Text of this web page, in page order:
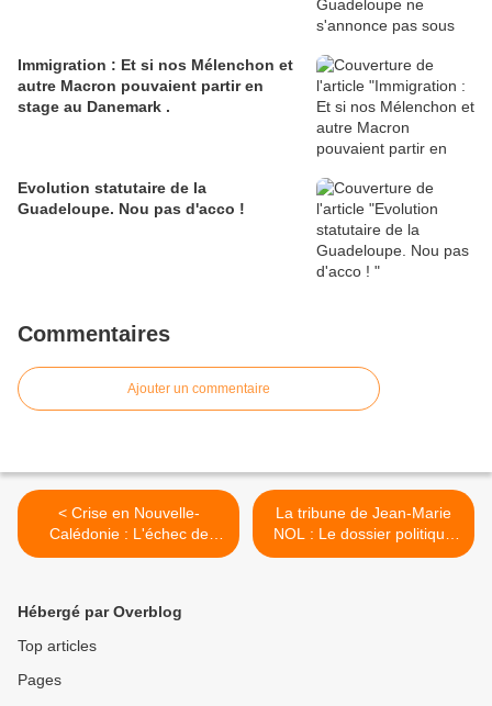
Immigration : Et si nos Mélenchon et
autre Macron pouvaient partir en
stage au Danemark .
Evolution statutaire de la
Guadeloupe. Nou pas d'acco !
Commentaires
Ajouter un commentaire
< Crise en Nouvelle-
Calédonie : L'échec de
l'autonomie et les limites de
Marie NOL
La tribune de Jean-Marie
NOL : Le dossier politique
incandescent de la
Hébergé par Overblog
Top articles
Pages